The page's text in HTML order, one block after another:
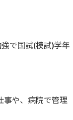
で国試(模試)学年
事や、病院で管理